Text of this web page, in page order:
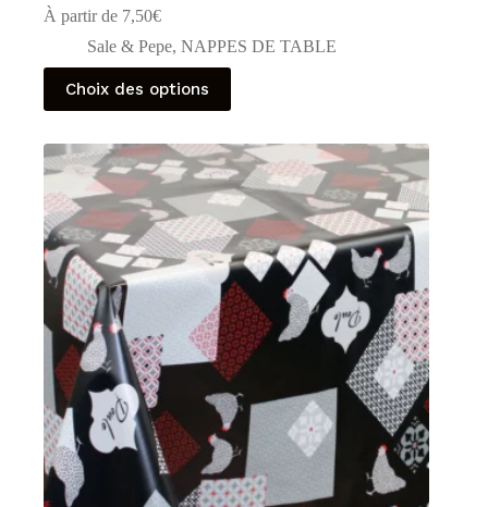
À partir de 7,50€
Sale & Pepe, NAPPES DE TABLE
Choix des options
Ce
produit
a
variations.
Les
options
peuvent
être
choisies
sur
page
du
produit